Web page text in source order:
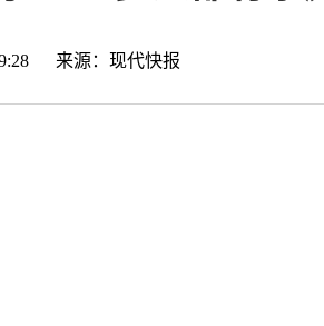
来源： 现代快报